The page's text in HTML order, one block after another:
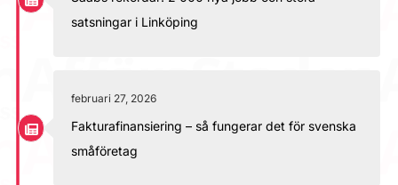
satsningar i Linköping
februari 27, 2026
Fakturafinansiering – så fungerar det för svenska
småföretag